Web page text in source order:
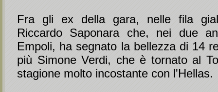
Fra gli ex della gara, nelle fila
Riccardo Saponara che, nei due
Empoli, ha segnato la bellezza di 14
più Simone Verdi, che è tornato al
stagione molto incostante con l'Hellas.